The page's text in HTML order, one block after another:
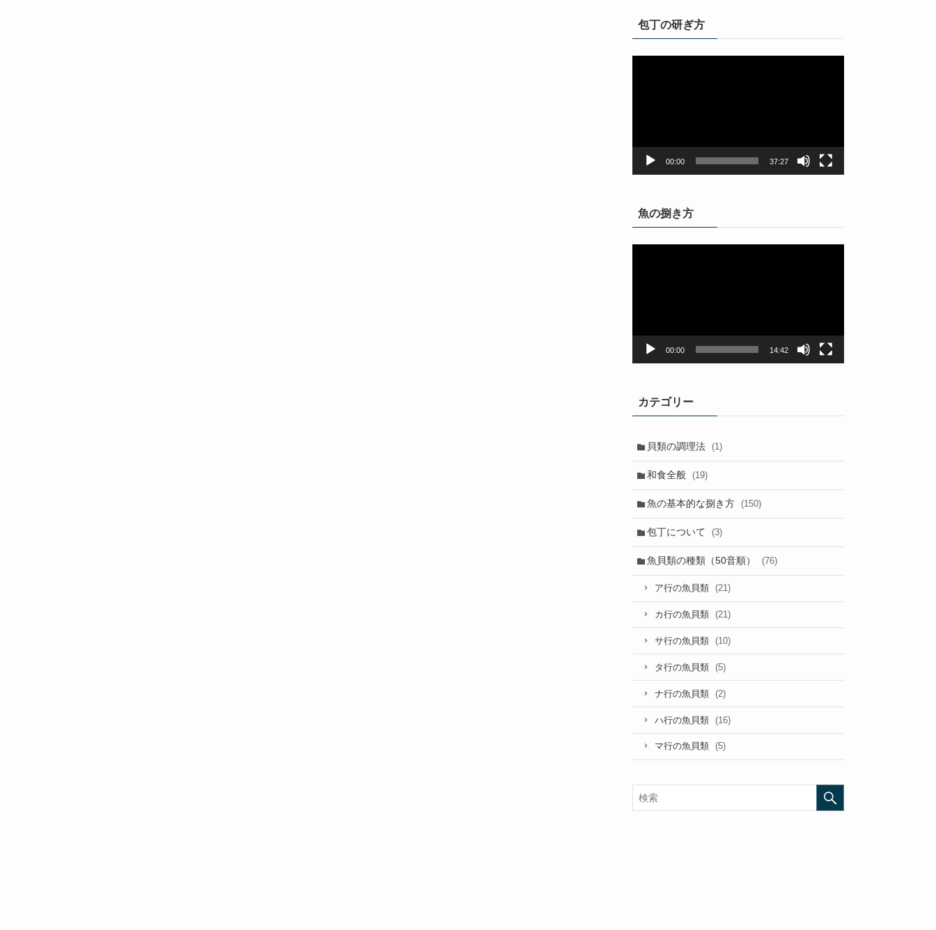
包丁の研ぎ方
00:00 37:27
魚の捌き方
00:00 14:42
カテゴリー
貝類の調理法 (1)
和食全般 (19)
魚の基本的な捌き方 (150)
包丁について (3)
魚貝類の種類（50音順） (76)
ア行の魚貝類 (21)
カ行の魚貝類 (21)
サ行の魚貝類 (10)
タ行の魚貝類 (5)
ナ行の魚貝類 (2)
ハ行の魚貝類 (16)
マ行の魚貝類 (5)